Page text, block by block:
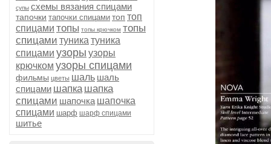
супы схемы вязания спицами
тапочки тапочки спицами топ топ
спицами топы топы крючком топы
спицами туника туника
спицами узоры узоры
крючком узоры спицами
фильмы цветы шаль шаль
спицами шапка шапка
спицами шапочка шапочка
спицами шарф шарф спицами
шитье